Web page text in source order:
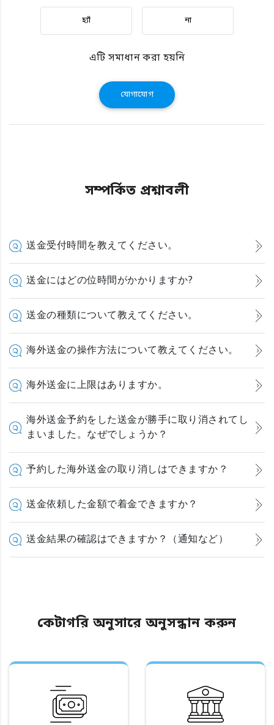
হ্যাঁ না
এটি সমাধান করা হয়নি
যোগাযোগ
সম্পর্কিত প্রশ্নাবলী
送金受付時間を教えてください。
送金にはどの位時間がかかりますか?
送金の種類について教えてください。
海外送金の操作方法について教えてください。
海外送金に上限はありますか。
海外送金予約をした送金が勝手に取り消されてし
まいました。なぜでしょうか？
予約した海外送金の取り消しはできますか？
送金依頼した金額で着金できますか？
送金結果の確認はできますか？（通知など）
কেটাগরি অনুসারে অনুসন্ধান করুন